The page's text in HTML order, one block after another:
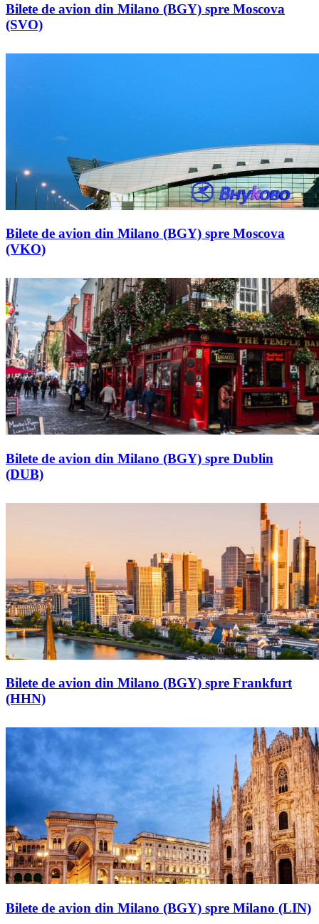
Bilete de avion din Milano (BGY) spre Moscova
(SVO)
Bilete de avion din Milano (BGY) spre Moscova
(VKO)
Bilete de avion din Milano (BGY) spre Dublin
(DUB)
Bilete de avion din Milano (BGY) spre Frankfurt
(HHN)
Bilete de avion din Milano (BGY) spre Milano (LIN)